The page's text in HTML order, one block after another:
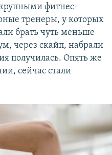
крупными фитнес-
тренеры, у которых
брать чуть меньше
через скайп, набрали
получилась. Опять же
сейчас стали